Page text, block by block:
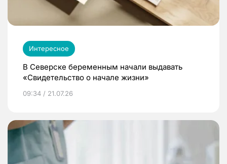
Интересное
В Северске беременным начали выдавать
«Свидетельство о начале жизни»
09:34 / 21.07.26